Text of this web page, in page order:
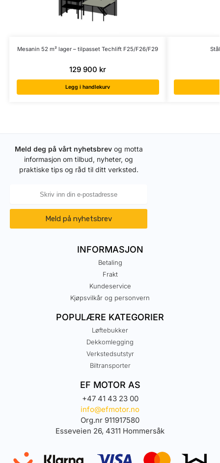
Mesanin 52 m² lager – tilpasset Techlift F25/F26/F29
129 900 kr
Legg i handlekurv
Meld deg på vårt nyhetsbrevog motta
informasjon om tilbud, nyheter, og
praktiske tips og råd til ditt verksted.
Meld på nyhetsbrev
INFORMASJON
Betaling
Frakt
Kundeservice
Kjøpsvilkår og personvern
POPULÆRE KATEGORIER
Løftebukker
Dekkomlegging
Verkstedsutstyr
Biltransporter
EF MOTOR AS
+47 41 43 23 00
info@efmotor.no
Org.nr 911917580
Esseveien 26, 4311 Hommersåk